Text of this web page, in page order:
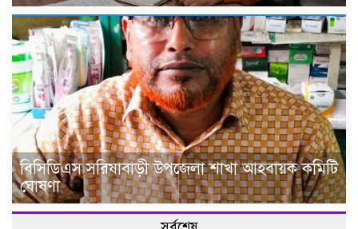
বিসিডিএস সরিষাবাড়ী উপজেলা শাখা আহবায়ক কমিটি
ঘোষণা